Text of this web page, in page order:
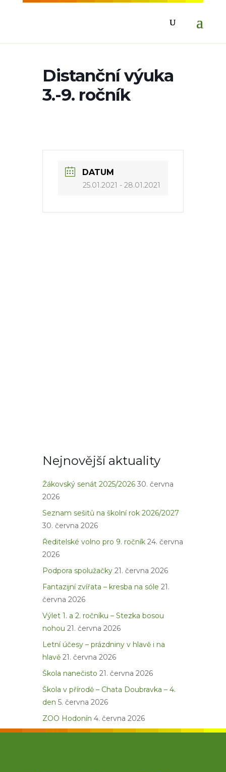
Distanční výuka
3.-9. ročník
DATUM
25.01.2021 - 28.01.2021
Nejnovější aktuality
Žákovský senát 2025/2026 30. června
2026
Seznam sešitů na školní rok 2026/2027
30. června 2026
Ředitelské volno pro 9. ročník 24. června
2026
Podpora spolužačky 21. června 2026
Fantazijní zvířata – kresba na sóle 21.
června 2026
Výlet 1. a 2. ročníku – Stezka bosou
nohou 21. června 2026
Letní účesy – prázdniny v hlavě i na
hlavě 21. června 2026
Škola nanečisto 21. června 2026
Škola v přírodě – Chata Doubravka – 4.
den 5. června 2026
ZOO Hodonín 4. června 2026